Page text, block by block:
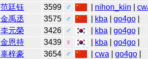
范廷钰 3599 ♂ nihon_kiin
金禹丞 3575 ♂ kba go4go|
李元榮 3426 ♂ kba go4go|
金恩持 3439 ♀ kba go4go|
辜梓豪 3654 ♂ cwa go4go|